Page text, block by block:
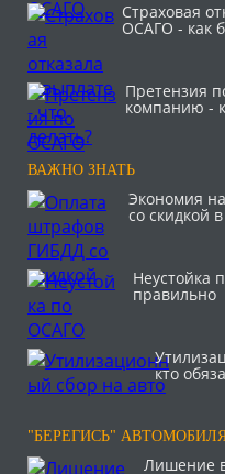
Страховая
ОСАГО - как
Претензия
компанию -
ВАЖНО ЗНАТЬ
Экономия
со скидкой
Неустойка
правильно
кто
"БЕРЕГИСЬ"
Лишение